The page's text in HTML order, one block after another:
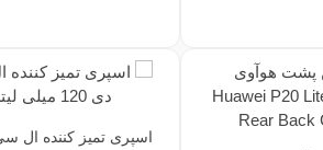
اسپری تمیز کننده ال